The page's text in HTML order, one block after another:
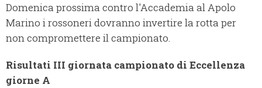
Domenica prossima contro l'Accademia al Apolo
Marino i rossoneri dovranno invertire la rotta per
non compromettere il campionato.
Risultati III giornata campionato di Eccellenza
giorne A